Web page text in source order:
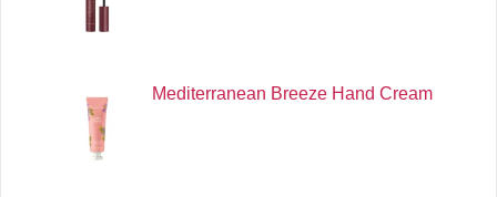
Mediterranean Breeze Hand Cream